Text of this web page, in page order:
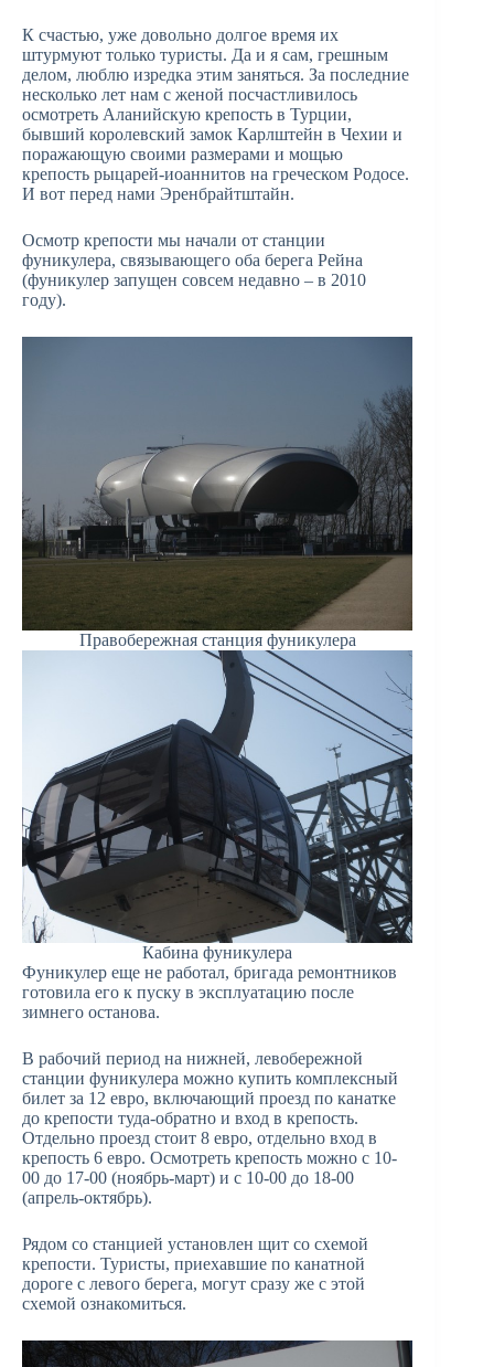
К счастью, уже довольно долгое время их
штурмуют только туристы. Да и я сам, грешным
делом, люблю изредка этим заняться. За последние
несколько лет нам с женой посчастливилось
осмотреть Аланийскую крепость в Турции,
бывший королевский замок Карлштейн в Чехии и
поражающую своими размерами и мощью
крепость рыцарей-иоаннитов на греческом Родосе.
И вот перед нами Эренбрайтштайн.
Осмотр крепости мы начали от станции
фуникулера, связывающего оба берега Рейна
(фуникулер запущен совсем недавно – в 2010
году).
Правобережная станция фуникулера
Кабина фуникулера
Фуникулер еще не работал, бригада ремонтников
готовила его к пуску в эксплуатацию после
зимнего останова.
В рабочий период на нижней, левобережной
станции фуникулера можно купить комплексный
билет за 12 евро, включающий проезд по канатке
до крепости туда-обратно и вход в крепость.
Отдельно проезд стоит 8 евро, отдельно вход в
крепость 6 евро. Осмотреть крепость можно с 10-
00 до 17-00 (ноябрь-март) и с 10-00 до 18-00
(апрель-октябрь).
Рядом со станцией установлен щит со схемой
крепости. Туристы, приехавшие по канатной
дороге с левого берега, могут сразу же с этой
схемой ознакомиться.